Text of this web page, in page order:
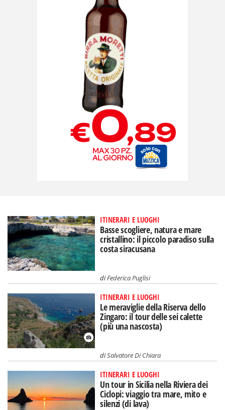
ITINERARI E LUOGHI
Basse scogliere, natura e mare
cristallino: il piccolo paradiso sulla
costa siracusana
diFederica Puglisi
ITINERARI E LUOGHI
Le meraviglie della Riserva dello
Zingaro: il tour delle sei calette
(più una nascosta)
diSalvatore Di Chiara
ITINERARI E LUOGHI
Un tour in Sicilia nella Riviera dei
Ciclopi: viaggio tra mare, mito e
silenzi (di lava)